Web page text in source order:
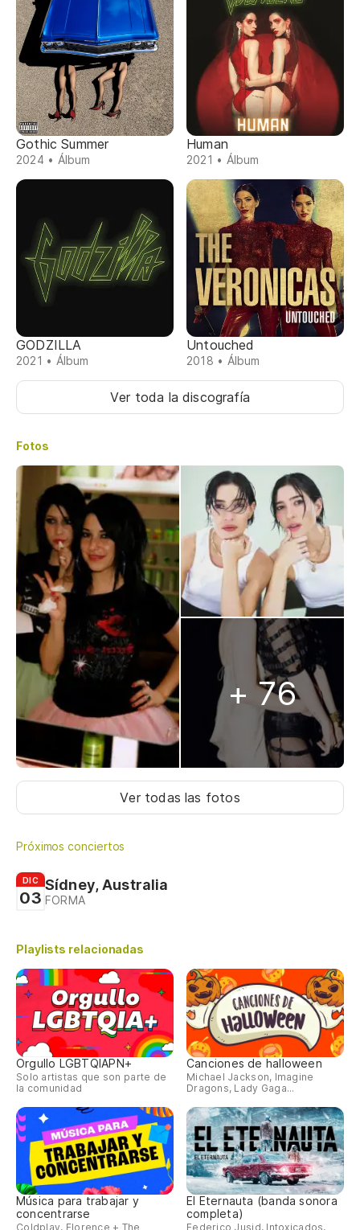
Gothic Summer
2024 • Álbum
Human
2021 • Álbum
GODZILLA
2021 • Álbum
Untouched
2018 • Álbum
Ver toda la discografía
Fotos
+ 76
Ver todas las fotos
Próximos conciertos
DIC
03
Sídney, Australia
FORMA
Playlists relacionadas
Orgullo LGBTQIAPN+
Solo artistas que son parte de
la comunidad
Canciones de halloween
Michael Jackson, Imagine
Dragons, Lady Gaga...
Música para trabajar y
concentrarse
Coldplay, Florence + The
El Eternauta (banda sonora
completa)
Federico Jusid, Intoxicados,